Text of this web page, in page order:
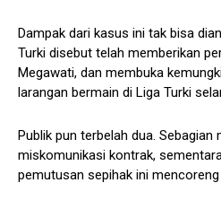
Dampak dari kasus ini tak bisa
Turki disebut telah memberikan
Megawati, dan membuka
larangan bermain di Liga Turki
Publik pun terbelah dua. Sebagian
miskomunikasi kontrak,
pemutusan sepihak ini